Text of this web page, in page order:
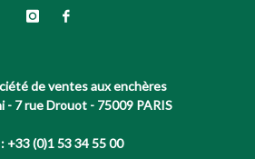
de ventes aux enchères
- 7 rue Drouot - 75009 PARIS
+33 (0)1 53 34 55 00